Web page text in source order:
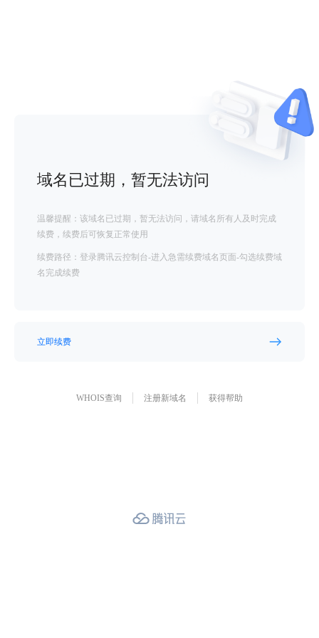
域名已过期，暂无法访问
温馨提醒：该域名已过期，暂无法访问，请域名所有人及时完成
续费，续费后可恢复正常使用
续费路径：登录腾讯云控制台-进入急需续费域名页面-勾选续费域
名完成续费
立即续费
WHOIS查询 注册新域名 获得帮助